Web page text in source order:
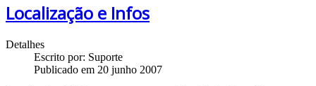
Localização e Infos
Detalhes
Escrito por: Suporte
Publicado em 20 junho 2007